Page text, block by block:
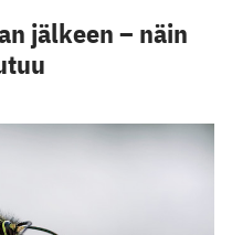
jälkeen – näin